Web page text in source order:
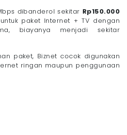
dibanderol sekitar Rp150.000
paket Internet + TV dengan
biayanya menjadi sekitar
paket, Biznet cocok digunakan
ringan maupun penggunaan